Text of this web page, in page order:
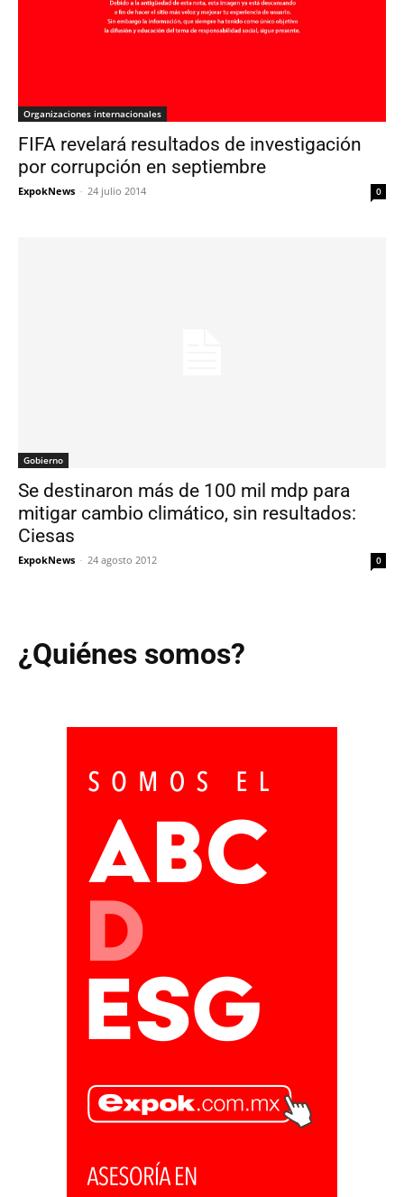
Organizaciones internacionales
FIFA revelará resultados de investigación
por corrupción en septiembre
ExpokNews - 24 julio 2014 0
Gobierno
Se destinaron más de 100 mil mdp para
mitigar cambio climático, sin resultados:
Ciesas
ExpokNews - 24 agosto 2012 0
¿Quiénes somos?